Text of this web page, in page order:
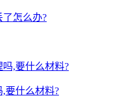
怎么办?
要什么材料?